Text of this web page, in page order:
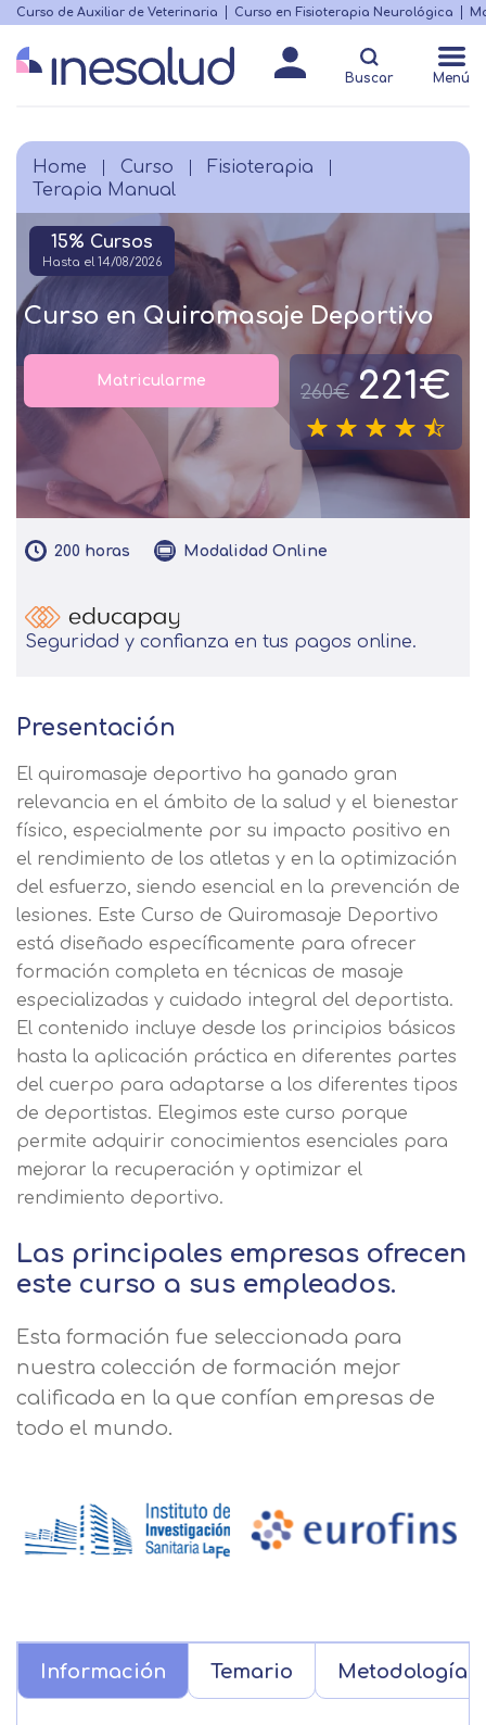
Skip
main
content
Menú
destacado
Curso de Auxiliar de Veterinaria Curso en Fisioterapia Neurológica
Buscar Menú
Breadcrumb
Home Curso
Fisioterapia
Terapia Manual
15% Cursos
Hasta el 14/08/2026
Curso en Quiromasaje Deportivo
260€ 221€
Matricularme
200 horas Modalidad Online
Seguridad y confianza en tus pagos online.
Presentación
El quiromasaje deportivo ha ganado gran
relevancia en el ámbito de la salud y el bienestar
físico, especialmente por su impacto positivo en
el rendimiento de los atletas y en la optimización
del esfuerzo, siendo esencial en la prevención de
lesiones. Este Curso de Quiromasaje Deportivo
está diseñado específicamente para ofrecer
formación completa en técnicas de masaje
especializadas y cuidado integral del deportista.
El contenido incluye desde los principios básicos
hasta la aplicación práctica en diferentes partes
del cuerpo para adaptarse a los diferentes tipos
de deportistas. Elegimos este curso porque
permite adquirir conocimientos esenciales para
mejorar la recuperación y optimizar el
rendimiento deportivo.
Las principales empresas ofrecen
este curso a sus empleados.
Esta formación fue seleccionada para
nuestra colección de formación mejor
calificada en la que confían empresas de
todo el mundo.
Información Temario Metodología
Matricularme